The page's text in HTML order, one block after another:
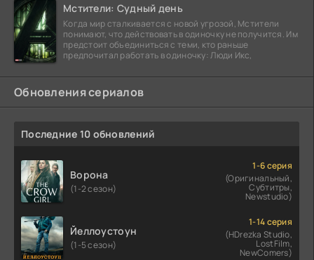
Мстители: Судный день
Когда мир сталкивается с новой угрозой, Мстители
понимают, что действовать в одиночку не получится. Им
предстоит объединиться с теми, кто раньше
предпочитал работать в одиночку: Люди Икс,
Обновления сериалов
Последние 10 обновлений
Ворона
(1-2 сезон)
1-6 серия
(Оригинальный,
Субтитры,
Newstudio)
Йеллоустоун
(1-5 сезон)
1-14 серия
(HDrezka Studio,
LostFilm,
NewComers)